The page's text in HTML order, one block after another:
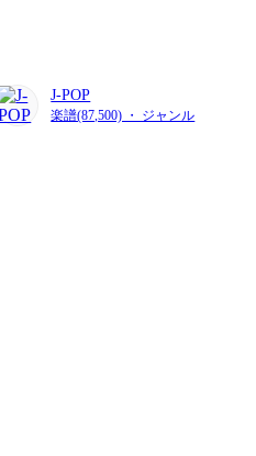
J-POP
楽譜(87,500) ・ ジャンル